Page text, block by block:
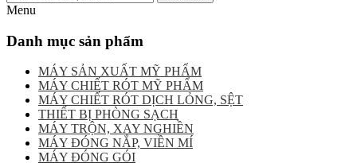
Menu
Danh mục sản phẩm
MÁY SẢN XUẤT MỸ PHẨM
MÁY CHIẾT RÓT MỸ PHẨM
MÁY CHIẾT RÓT DỊCH LỎNG, SỆT
THIẾT BỊ PHÒNG SẠCH
MÁY TRỘN, XAY NGHIỀN
MÁY ĐÓNG NẮP, VIỀN MÍ
MÁY ĐÓNG GÓI